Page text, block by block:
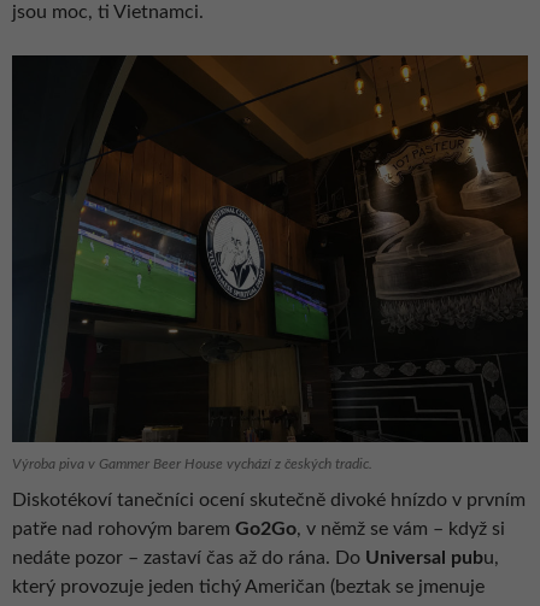
jsou moc, ti Vietnamci.
Výroba piva v Gammer Beer House vychází z českých tradic.
Diskotékoví tanečníci ocení skutečně divoké hnízdo v prvním
patře nad rohovým barem Go2Go, v němž se vám – když si
nedáte pozor – zastaví čas až do rána. Do Universal pubu,
který provozuje jeden tichý Američan (beztak se jmenuje